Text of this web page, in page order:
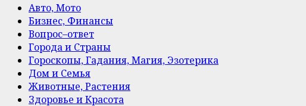
Авто, Мото
Бизнес, Финансы
Вопрос–ответ
Города и Страны
Гороскопы, Гадания, Магия, Эзотерика
Дом и Семья
Животные, Растения
Здоровье и Красота